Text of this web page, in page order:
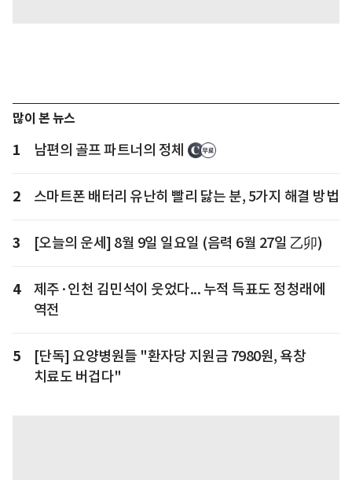
많이 본 뉴스
1 남편의 골프 파트너의 정체
2 스마트폰 배터리 유난히 빨리 닳는 분, 5가지 해결 방법
3 [오늘의 운세] 8월 9일 일요일 (음력 6월 27일 乙卯)
4
제주·인천 김민석이 웃었다... 누적 득표도 정청래에
역전
5
[단독] 요양병원들 "환자당 지원금 7980원, 욕창
치료도 버겁다"